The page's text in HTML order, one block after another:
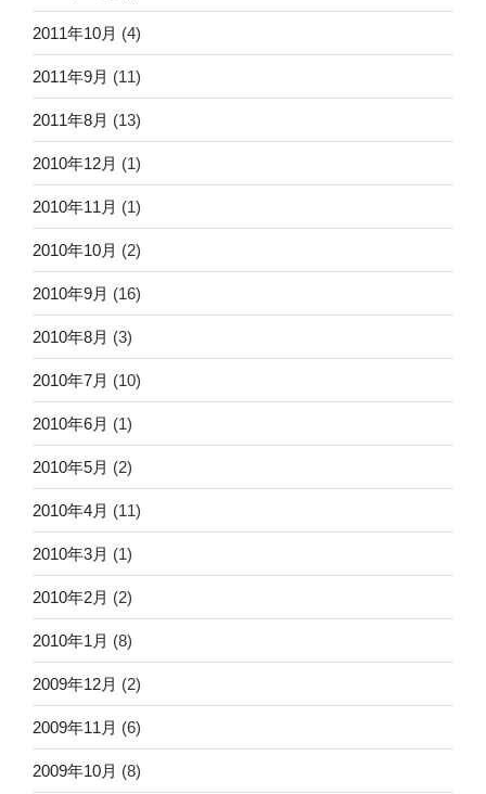
2011年10月 (4)
2011年9月 (11)
2011年8月 (13)
2010年12月 (1)
2010年11月 (1)
2010年10月 (2)
2010年9月 (16)
2010年8月 (3)
2010年7月 (10)
2010年6月 (1)
2010年5月 (2)
2010年4月 (11)
2010年3月 (1)
2010年2月 (2)
2010年1月 (8)
2009年12月 (2)
2009年11月 (6)
2009年10月 (8)